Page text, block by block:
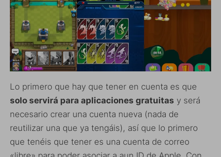
Lo primero que hay que tener en cuenta es que
solo servirá para aplicaciones gratuitas y será
necesario crear una cuenta nueva (nada de
reutilizar una que ya tengáis), así que lo primero
que tenéis que tener es una cuenta de correo